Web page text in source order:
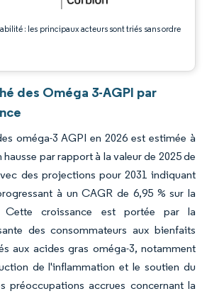
: les principaux acteurs sont triés sans ordre
des Oméga 3-AGPI par
oméga-3 AGPI en 2026 est estimée à
hausse par rapport à la valeur de 2025 de
des projections pour 2031 indiquant
à un CAGR de 6,95 % sur la
Cette croissance est portée par la
des consommateurs aux bienfaits
aux acides gras oméga-3, notamment
de l'inflammation et le soutien du
préoccupations accrues concernant la